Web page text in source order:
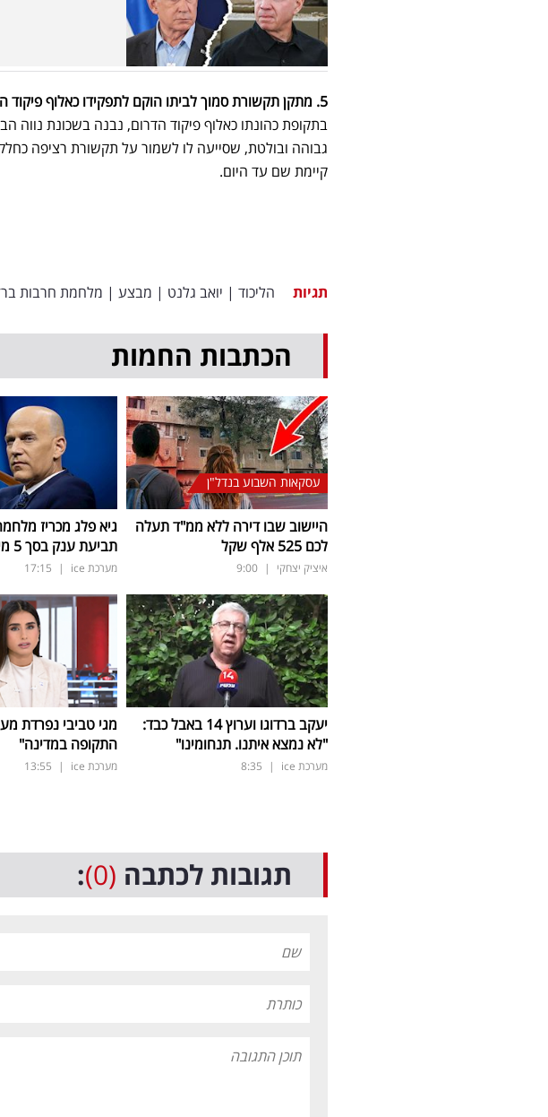
5. מתקן תקשורת סמוך לביתו הוקם לתפקידו כאלוף פיקוד הדרום
בתקופת כהונתו כאלוף פיקוד הדרום, נבנה בשכונת נווה
גבוהה ובולטת, שסייעה לו לשמור על תקשורת רציפה
קיימת שם עד היום.
תגיות הליכוד | יואב גלנט | מבצע | מלחמת חרבות
הכתבות החמות
עסקאות השבוע בנדל"ן
היישוב שבו דירה ללא ממ"ד תעלה
לכם 525 אלף שקל
איציק יצחקי |
9:00
גיא פלג מכריז
תביעת ענק בסך 5 מיליון שקל
מערכת ice |
17:15
יעקב ברדוגו וערוץ 14 באבל כבד:
"לא נמצא איתנו. תנחומינו"
מערכת ice |
8:35
התקופה במדינה"
מערכת ice |
13:55
תגובות לכתבה (0)
: